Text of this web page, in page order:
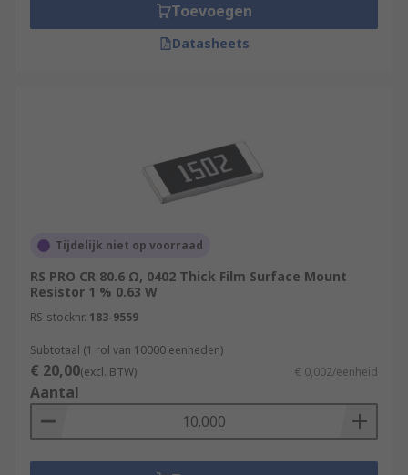
Toevoegen
Datasheets
Tijdelijk niet op voorraad
RS PRO CR 80.6 Ω, 0402 Thick Film Surface Mount
Resistor 1 % 0.63 W
RS-stocknr. 183-9559
Subtotaal (1 rol van 10000 eenheden)
€ 20,00(excl. BTW) € 0,002/eenheid
Aantal